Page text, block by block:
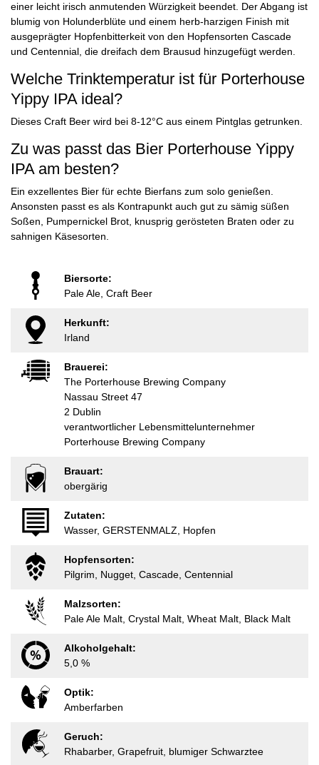
einer leicht irisch anmutenden Würzigkeit beendet. Der Abgang ist
blumig von Holunderblüte und einem herb-harzigen Finish mit
ausgeprägter Hopfenbitterkeit von den Hopfensorten Cascade
und Centennial, die dreifach dem Brausud hinzugefügt werden.
Welche Trinktemperatur ist für Porterhouse
Yippy IPA ideal?
Dieses Craft Beer wird bei 8-12°C aus einem Pintglas getrunken.
Zu was passt das Bier Porterhouse Yippy
IPA am besten?
Ein exzellentes Bier für echte Bierfans zum solo genießen.
Ansonsten passt es als Kontrapunkt auch gut zu sämig süßen
Soßen, Pumpernickel Brot, knusprig gerösteten Braten oder zu
sahnigen Käsesorten.
Biersorte:
Pale Ale, Craft Beer
Herkunft:
Irland
Brauerei:
The Porterhouse Brewing Company
Nassau Street 47
2 Dublin
verantwortlicher Lebensmittelunternehmer
Porterhouse Brewing Company
Brauart:
obergärig
Zutaten:
Wasser, GERSTENMALZ, Hopfen
Hopfensorten:
Pilgrim, Nugget, Cascade, Centennial
Malzsorten:
Pale Ale Malt, Crystal Malt, Wheat Malt, Black Malt
Alkoholgehalt:
5,0 %
Optik:
Amberfarben
Geruch:
Rhabarber, Grapefruit, blumiger Schwarztee